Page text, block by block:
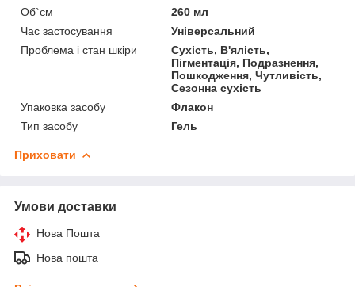
Об`єм
260 мл
Час застосування
Універсальний
Проблема і стан шкіри
Сухість, В'ялість,
Пігментація, Подразнення,
Пошкодження, Чутливість,
Сезонна сухість
Упаковка засобу
Флакон
Тип засобу
Гель
Приховати
Умови доставки
Нова Пошта
Нова пошта